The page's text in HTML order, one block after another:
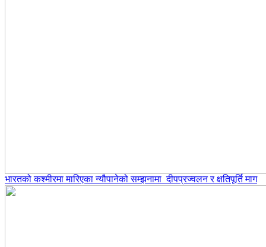
भारतको कश्मीरमा मारिएका न्यौपानेको सम्झनामा दीपप्रज्वलन र क्षतिपूर्ति माग